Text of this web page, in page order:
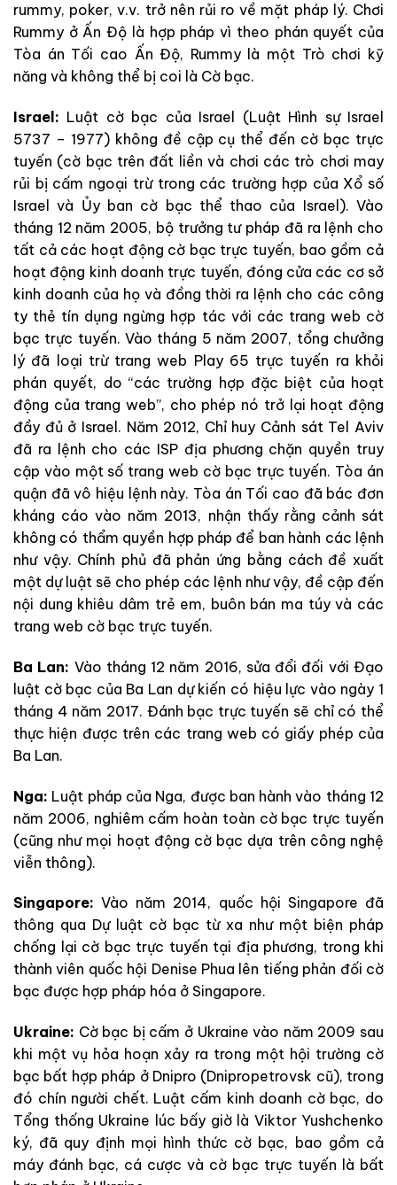
rummy, poker, v.v. trở nên rủi ro về mặt pháp lý. Chơi
Rummy ở Ấn Độ là hợp pháp vì theo phán quyết của
Tòa án Tối cao Ấn Độ, Rummy là một Trò chơi kỹ
năng và không thể bị coi là Cờ bạc.
Israel: Luật cờ bạc của Israel (Luật Hình sự Israel
5737 – 1977) không đề cập cụ thể đến cờ bạc trực
tuyến (cờ bạc trên đất liền và chơi các trò chơi may
rủi bị cấm ngoại trừ trong các trường hợp của Xổ số
Israel và Ủy ban cờ bạc thể thao của Israel). Vào
tháng 12 năm 2005, bộ trưởng tư pháp đã ra lệnh cho
tất cả các hoạt động cờ bạc trực tuyến, bao gồm cả
hoạt động kinh doanh trực tuyến, đóng cửa các cơ sở
kinh doanh của họ và đồng thời ra lệnh cho các công
ty thẻ tín dụng ngừng hợp tác với các trang web cờ
bạc trực tuyến. Vào tháng 5 năm 2007, tổng chưởng
lý đã loại trừ trang web Play 65 trực tuyến ra khỏi
phán quyết, do “các trường hợp đặc biệt của hoạt
động của trang web”, cho phép nó trở lại hoạt động
đầy đủ ở Israel. Năm 2012, Chỉ huy Cảnh sát Tel Aviv
đã ra lệnh cho các ISP địa phương chặn quyền truy
cập vào một số trang web cờ bạc trực tuyến. Tòa án
quận đã vô hiệu lệnh này. Tòa án Tối cao đã bác đơn
kháng cáo vào năm 2013, nhận thấy rằng cảnh sát
không có thẩm quyền hợp pháp để ban hành các lệnh
như vậy. Chính phủ đã phản ứng bằng cách đề xuất
một dự luật sẽ cho phép các lệnh như vậy, đề cập đến
nội dung khiêu dâm trẻ em, buôn bán ma túy và các
trang web cờ bạc trực tuyến.
Ba Lan: Vào tháng 12 năm 2016, sửa đổi đối với Đạo
luật cờ bạc của Ba Lan dự kiến có hiệu lực vào ngày 1
tháng 4 năm 2017. Đánh bạc trực tuyến sẽ chỉ có thể
thực hiện được trên các trang web có giấy phép của
Ba Lan.
Nga: Luật pháp của Nga, được ban hành vào tháng 12
năm 2006, nghiêm cấm hoàn toàn cờ bạc trực tuyến
(cũng như mọi hoạt động cờ bạc dựa trên công nghệ
viễn thông).
Singapore: Vào năm 2014, quốc hội Singapore đã
thông qua Dự luật cờ bạc từ xa như một biện pháp
chống lại cờ bạc trực tuyến tại địa phương, trong khi
thành viên quốc hội Denise Phua lên tiếng phản đối cờ
bạc được hợp pháp hóa ở Singapore.
Ukraine: Cờ bạc bị cấm ở Ukraine vào năm 2009 sau
khi một vụ hỏa hoạn xảy ra trong một hội trường cờ
bạc bất hợp pháp ở Dnipro (Dnipropetrovsk cũ), trong
đó chín người chết. Luật cấm kinh doanh cờ bạc, do
Tổng thống Ukraine lúc bấy giờ là Viktor Yushchenko
ký, đã quy định mọi hình thức cờ bạc, bao gồm cả
máy đánh bạc, cá cược và cờ bạc trực tuyến là bất